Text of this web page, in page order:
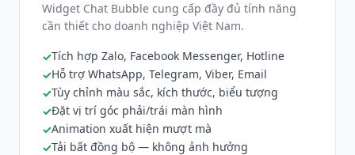
Widget Chat Bubble cung cấp đầy đủ tính năng
cần thiết cho doanh nghiệp Việt Nam.
Tích hợp Zalo, Facebook Messenger, Hotline
Hỗ trợ WhatsApp, Telegram, Viber, Email
Tùy chỉnh màu sắc, kích thước, biểu tượng
Đặt vị trí góc phải/trái màn hình
Animation xuất hiện mượt mà
Tải bất đồng bộ — không ảnh hưởng